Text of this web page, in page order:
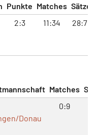
Punkte Matches Sätze
2:3 11:34 28:71
Matches
Donau
0:9